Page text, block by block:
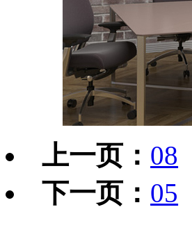
上一页： 08
下一页： 05